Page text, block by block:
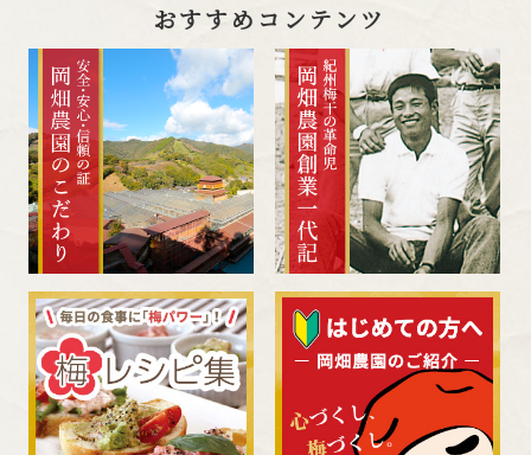
おすすめコンテンツ